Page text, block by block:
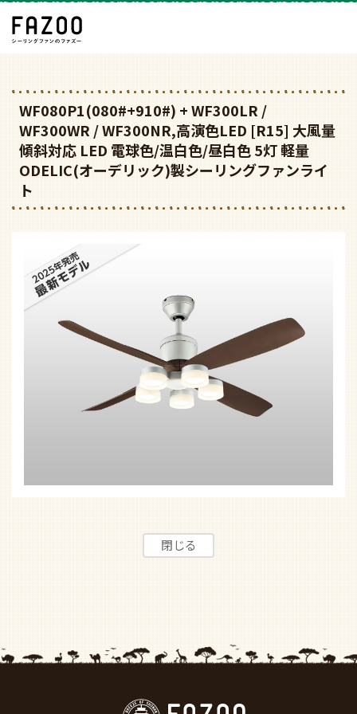
WF080P1(080#+910#) + WF300LR /
WF300WR / WF300NR,高演色LED [R15] 大風量
傾斜対応 LED 電球色/温白色/昼白色 5灯 軽量
ODELIC(オーデリック)製シーリングファンライ
ト